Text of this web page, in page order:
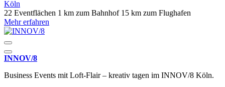
Köln
22 Eventflächen 1 km zum Bahnhof 15 km zum Flughafen
Mehr erfahren
INNOV/8
Business Events mit Loft-Flair – kreativ tagen im INNOV/8 Köln.